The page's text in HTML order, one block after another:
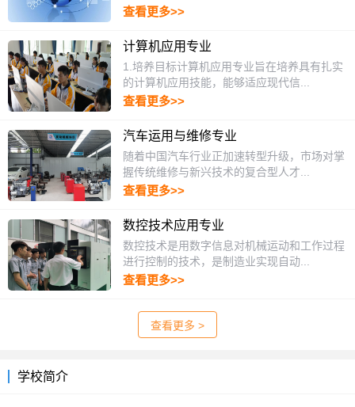
查看更多>>
计算机应用专业
1.培养目标计算机应用专业旨在培养具有扎实
的计算机应用技能，能够适应现代信...
查看更多>>
汽车运用与维修专业
随着中国汽车行业正加速转型升级，市场对掌
握传统维修与新兴技术的复合型人才...
查看更多>>
数控技术应用专业
数控技术是用数字信息对机械运动和工作过程
进行控制的技术，是制造业实现自动...
查看更多>>
查看更多 >
学校简介